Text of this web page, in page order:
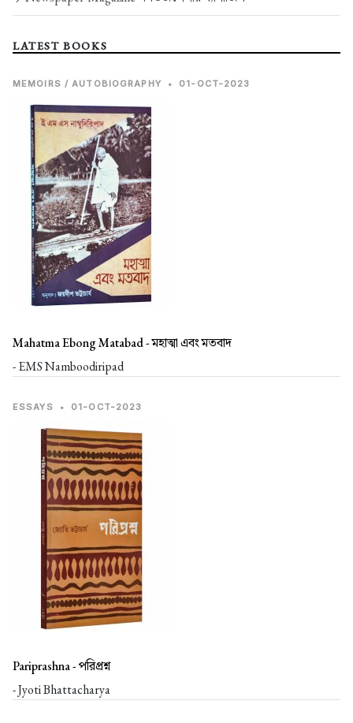
LATEST BOOKS
MEMOIRS / AUTOBIOGRAPHY • 01-OCT-2023
Mahatma Ebong Matabad -মহাত্মা এবং মতবাদ
- EMS Namboodiripad
ESSAYS • 01-OCT-2023
Pariprashna -পরিপ্রশ্ন
- Jyoti Bhattacharya